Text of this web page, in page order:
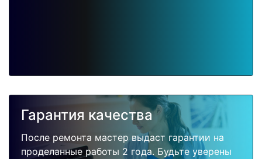
Гарантия качества
После ремонта мастер выдаст гарантии на
проделанные работы 2 года. Будьте уверены